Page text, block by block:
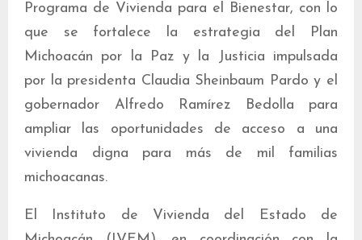
Programa de Vivienda para el Bienestar, con lo
que se fortalece la estrategia del Plan
Michoacán por la Paz y la Justicia impulsada
por la presidenta Claudia Sheinbaum Pardo y el
gobernador Alfredo Ramírez Bedolla para
ampliar las oportunidades de acceso a una
vivienda digna para más de mil familias
michoacanas.
El Instituto de Vivienda del Estado de